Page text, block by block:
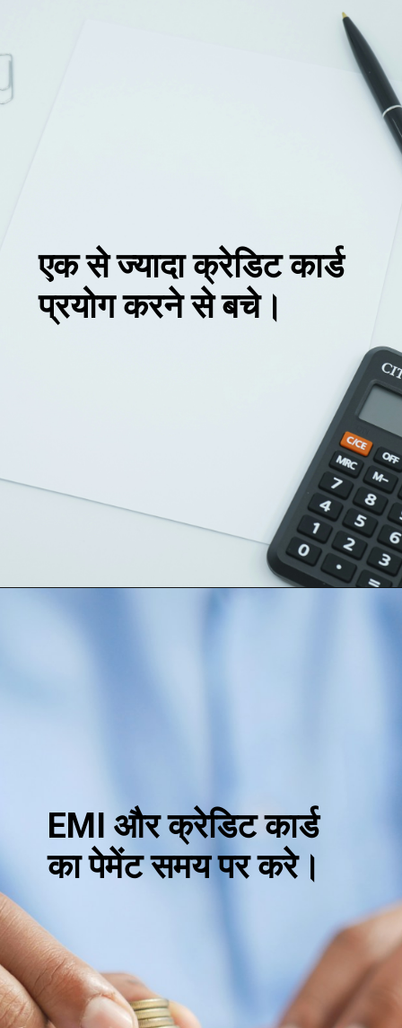
एक से ज्यादा क्रेडिट कार्ड
प्रयोग करने से बचे।
EMI और क्रेडिट कार्ड
का पेमेंट समय पर करे।